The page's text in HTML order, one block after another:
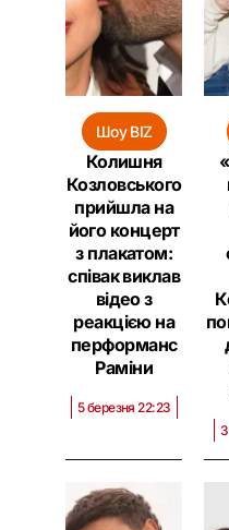
Шоу BIZ
Колишня
Козловського
прийшла на
його концерт
з плакатом:
співак виклав
відео з
реакцією на
перформанс
Раміни
5 березня 22:23